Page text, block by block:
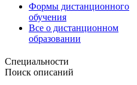
Формы дистанционного
обучения
Все о дистанционном
образовании
Специальности
Поиск описаний